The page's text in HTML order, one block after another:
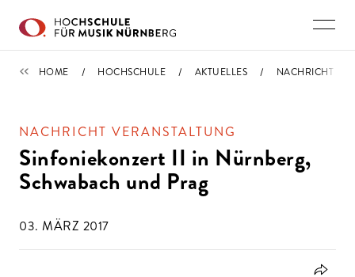
IMPORTIERT
HOME HOCHSCHULE AKTUELLES NACHRICHT
NACHRICHT VERANSTALTUNG
Sinfoniekonzert II in Nürnberg,
Schwabach und Prag
03. MÄRZ 2017